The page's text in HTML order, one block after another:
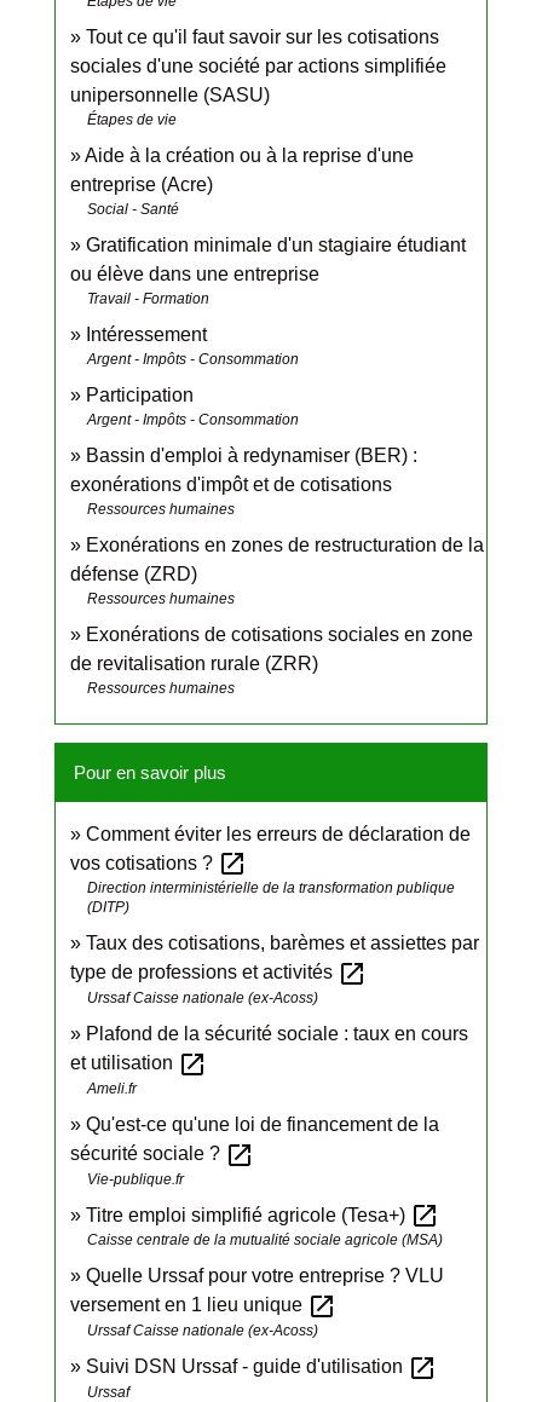
Tout ce qu'il faut savoir sur les cotisations
sociales d'une société par actions simplifiée
unipersonnelle (SASU)
Étapes de vie
Aide à la création ou à la reprise d'une
entreprise (Acre)
Social - Santé
Gratification minimale d'un stagiaire étudiant
ou élève dans une entreprise
Travail - Formation
Intéressement
Argent - Impôts - Consommation
Participation
Argent - Impôts - Consommation
Bassin d'emploi à redynamiser (BER) :
exonérations d'impôt et de cotisations
Ressources humaines
Exonérations en zones de restructuration de la
défense (ZRD)
Ressources humaines
Exonérations de cotisations sociales en zone
de revitalisation rurale (ZRR)
Ressources humaines
Pour en savoir plus
Comment éviter les erreurs de déclaration de
vos cotisations ? open_in_new
Direction interministérielle de la transformation publique
(DITP)
Taux des cotisations, barèmes et assiettes par
type de professions et activités open_in_new
Urssaf Caisse nationale (ex-Acoss)
Plafond de la sécurité sociale : taux en cours
et utilisation open_in_new
Ameli.fr
Qu'est-ce qu'une loi de financement de la
sécurité sociale ? open_in_new
Vie-publique.fr
Titre emploi simplifié agricole (Tesa+) open_in_new
Caisse centrale de la mutualité sociale agricole (MSA)
Quelle Urssaf pour votre entreprise ? VLU
versement en 1 lieu unique open_in_new
Urssaf Caisse nationale (ex-Acoss)
Suivi DSN Urssaf - guide d'utilisation open_in_new
Urssaf